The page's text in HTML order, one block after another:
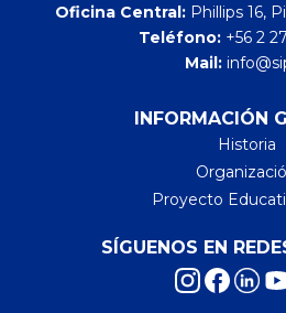
Oficina Central: Phillips 16,
Teléfono: +56 2
Mail:
INFORMACIÓN
Historia
Proyecto
SÍGUENOS EN